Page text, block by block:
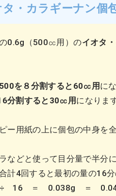
タ・カラギーナン個
0.6g（500㏄用）のイオタ
を８分割すると60㏄用に
分割すると30㏄用になりま
ー用紙の上に個包の中身を
などと使って目分量で半分
計4回すると最初の量の16
16 ＝ 0.038g ＝ 0.04g